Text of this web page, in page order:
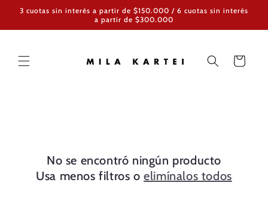
directamente
3 cuotas sin interés a partir de $150.000 / 6 cuotas sin interés
a partir de $300.000
Carrito
No se encontró ningún producto
Usa menos filtros oelimínalos todos